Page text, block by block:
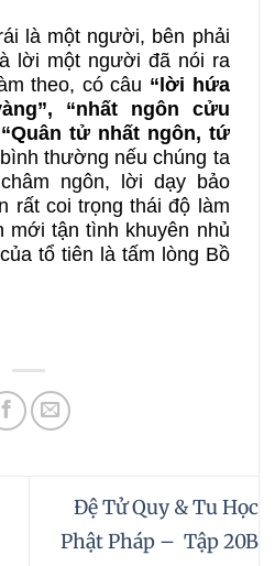
là một người, bên phải
lời một người đã nói ra
theo, có câu “lời hứa
“nhất ngôn cửu
“Quân tử nhất ngôn, tứ
thường nếu chúng ta
ngôn, lời dạy bảo
rất coi trọng thái độ làm
mới tận tình khuyên nhủ
tổ tiên là tấm lòng Bồ
Đệ Tử Quy & Tu Học
Phật Pháp – Tập 20B